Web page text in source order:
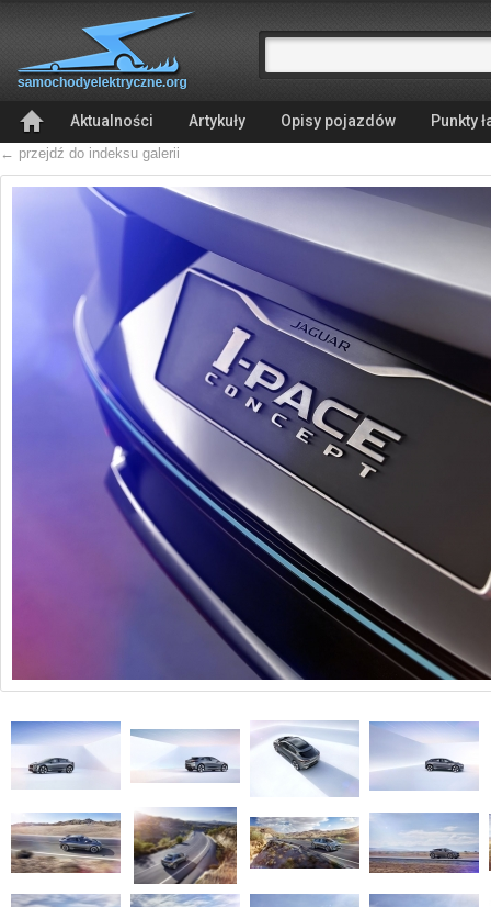
Aktualności Artykuły Opisy pojazdów Punkty
← przejdź do indeksu galerii